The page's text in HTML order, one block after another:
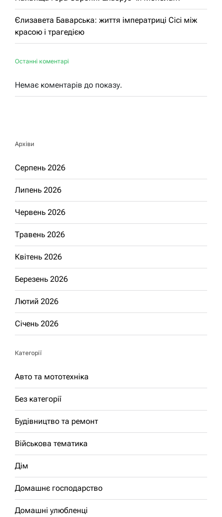
Єлизавета Баварська: життя імператриці Сісі між
красою і трагедією
Останні коментарі
Немає коментарів до показу.
Архіви
Серпень 2026
Липень 2026
Червень 2026
Травень 2026
Квітень 2026
Березень 2026
Лютий 2026
Січень 2026
Категорії
Авто та мототехніка
Без категорії
Будівництво та ремонт
Військова тематика
Дім
Домашнє господарство
Домашні улюбленці